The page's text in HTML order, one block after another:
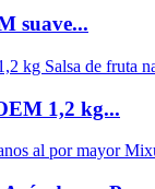
suave...
1,2 kg...